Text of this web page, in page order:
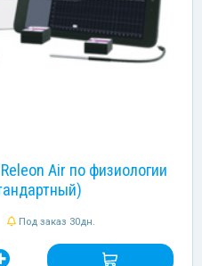
Air по физиологии
Под заказ 30дн.